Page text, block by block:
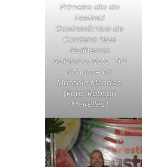
Primeiro dia do
Festival
Gastronômico de
Cordeiro teve
Guilherme
Salomão, Rota Old
School e DJ
Marcelo Mendes.
(Foto: Robson
Meirelles)